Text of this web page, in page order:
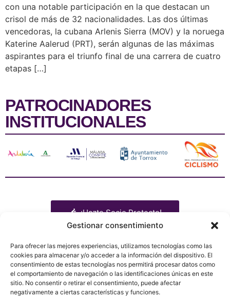
Gestionar consentimiento
Para ofrecer las mejores experiencias, utilizamos tecnologías como las
cookies para almacenar y/o acceder a la información del dispositivo. El
consentimiento de estas tecnologías nos permitirá procesar datos como
el comportamiento de navegación o las identificaciones únicas en este
sitio. No consentir o retirar el consentimiento, puede afectar
negativamente a ciertas características y funciones.
con una notable participación en la que destacan un
crisol de más de 32 nacionalidades. Las dos últimas
vencedoras, la cubana Arlenis Sierra (MOV) y la noruega
Katerine Aalerud (PRT), serán algunas de las máximas
aspirantes para el triunfo final de una carrera de cuatro
etapas […]
PATROCINADORES
INSTITUCIONALES
¡Hazte Socio Protecto!
Libro de ruta
Equipos
Media
Patrocinadores
Tienda
Contacto
Presentación
Política de privacidad
Política de Cookies